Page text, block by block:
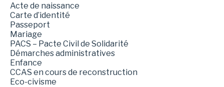
Acte de naissance
Carte d’identité
Passeport
Mariage
PACS – Pacte Civil de Solidarité
Démarches administratives
Enfance
CCAS en cours de reconstruction
Eco-civisme